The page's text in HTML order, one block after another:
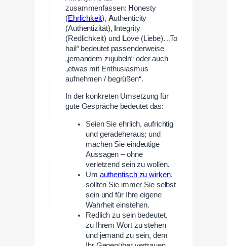
zusammenfassen: Honesty
(Ehrlichkeit), Authenticity
(Authentizität), ntegrity
(Redlichkeit) und Love (Liebe). „To
hail“ bedeutet passenderweise
„jemandem zujubeln“ oder auch
„etwas mit Enthusiasmus
aufnehmen / begrüßen“.
In der konkreten Umsetzung für
gute Gespräche bedeutet das:
Seien Sie ehrlich, aufrichtig
und geradeheraus; und
machen Sie eindeutige
Aussagen – ohne
verletzend sein zu wollen.
Um authentisch zu wirken,
sollten Sie immer Sie selbst
sein und für Ihre eigene
Wahrheit einstehen.
Redlich zu sein bedeutet,
zu Ihrem Wort zu stehen
und jemand zu sein, dem